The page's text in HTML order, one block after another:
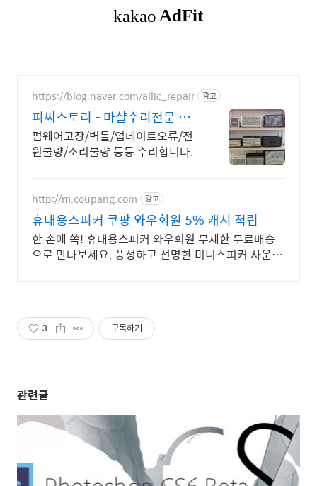
https://blog.naver.com/allic_repair 광고
피씨스토리 - 마샬수리전문 펌
웨어/벽돌 /업데이트 수리
펌웨어고장/벽돌/업데이트오류/전
원불량/소리불량 등등 수리합니다.
http://m.coupang.com 광고
휴대용스피커 쿠팡 와우회원 5% 캐시 적립
한 손에 쏙! 휴대용스피커 와우회원 무제한 무료배송
으로 만나보세요. 풍성하고 선명한 미니스피커 사운드
3 구독하기
관련글